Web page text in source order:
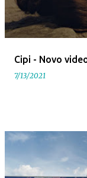
Cipi - Novo
7/13/2021